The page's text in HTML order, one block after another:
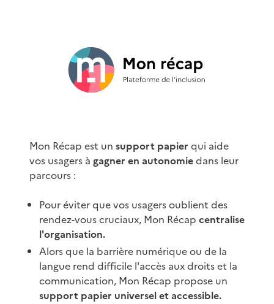
Mon Récap est un support papier qui aide
vos usagers à gagner en autonomiedans leur
parcours :
Pour éviter que vos usagers oublient des
rendez-vous cruciaux, Mon Récap centralise
l'organisation.
Alors que la barrière numérique ou de la
langue rend difficile l'accès aux droits et la
communication, Mon Récap propose un
support papier universel et accessible.